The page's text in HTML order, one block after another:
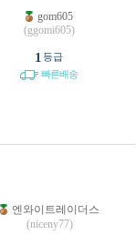
gom605
(ggomi605)
1 등급
빠른배송
엔와이트레이더스
(niceny77)